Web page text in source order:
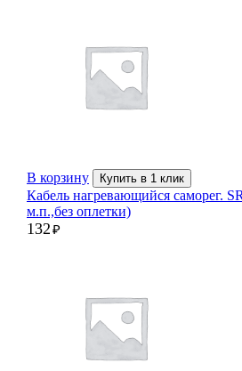
В корзину Купить в 1 клик
Кабель нагревающийся саморег.
м.п.,без оплетки)
132₽